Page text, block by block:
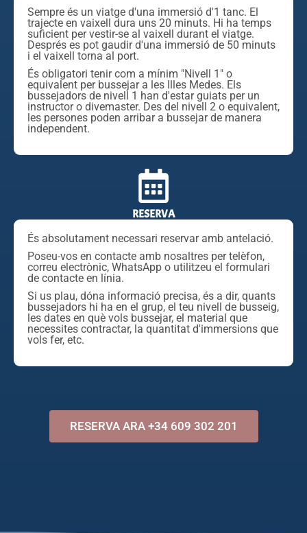
Sempre és un viatge d'una immersió d'1 tanc. El
trajecte en vaixell dura uns 20 minuts. Hi ha temps
suficient per vestir-se al vaixell durant el viatge.
Després es pot gaudir d'una immersió de 50 minuts
i el vaixell torna al port.
És obligatori tenir com a mínim "Nivell 1" o
equivalent per bussejar a les Illes Medes. Els
bussejadors de nivell 1 han d'estar guiats per un
instructor o divemaster. Des del nivell 2 o equivalent,
les persones poden arribar a bussejar de manera
independent.
RESERVA
És absolutament necessari reservar amb antelació.
Poseu-vos en contacte amb nosaltres per telèfon,
correu electrònic, WhatsApp o utilitzeu el formulari
de contacte en línia.
Si us plau, dóna informació precisa, és a dir, quants
bussejadors hi ha en el grup, el teu nivell de busseig,
les dates en què vols bussejar, el material que
necessites contractar, la quantitat d'immersions que
vols fer, etc.
RESERVA ARA +34 609 302 201